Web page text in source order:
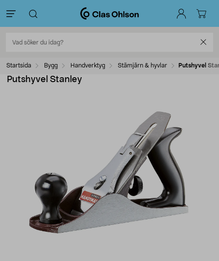
Startsida Bygg Handverktyg Stämjärn & hyvlar Putshyvel
Putshyvel Stanley